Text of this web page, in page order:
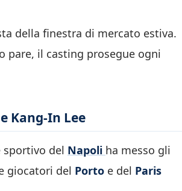
della finestra di mercato estiva.
pare, il casting prosegue ogni
Kang-In Lee
del Napoli ha messo gli
giocatori del Porto e del Paris